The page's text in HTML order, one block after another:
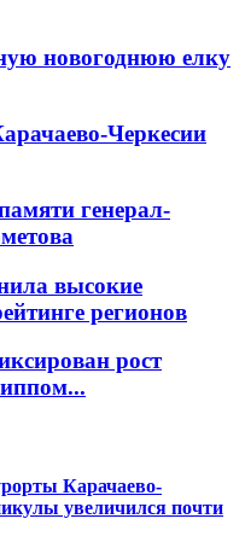
новогоднюю елку
Черкесии
генерал-
высокие
регионов
рост
Карачаево-
увеличился почти